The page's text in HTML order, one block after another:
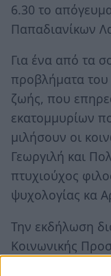
6.30 το
Παπαδιανίκων
Για ένα από τα
προβλήματα
ζωής, που
εκατομμυρίων
μιλήσουν οι
Γεωργιλή και
πτυχιούχος
ψυχολογίας κα
Την εκδήλωση
Κοινωνικής